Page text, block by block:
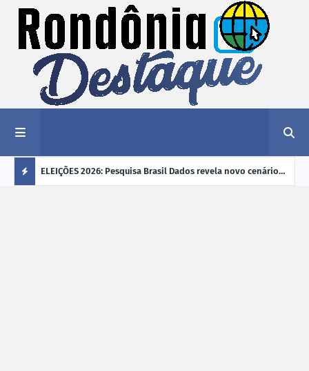
a mais ELEIÇÕES 2026: Pesquisa Brasil Dados revela novo cenário